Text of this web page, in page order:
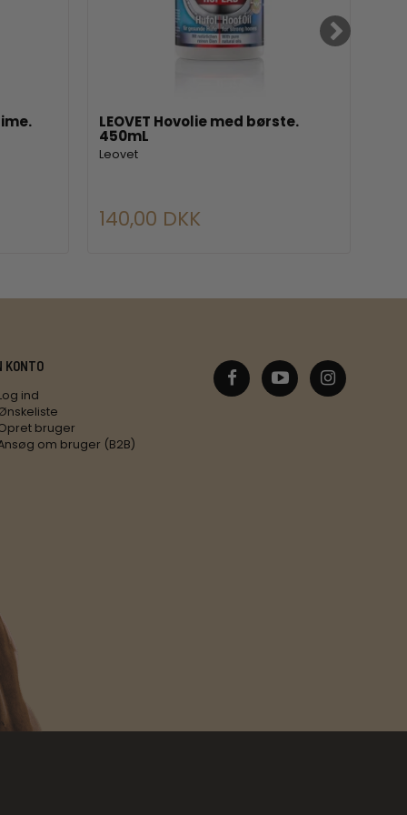
LEOVET Hovolie med børste.
450mL
Leovet
140,00 DKK
KONTO
ind
bruger
om bruger (B2B)